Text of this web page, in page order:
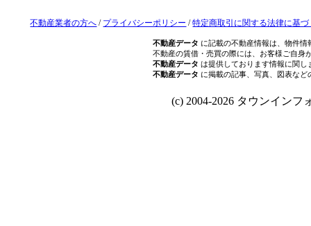
不動産業者の方へ / プライバシーポリシー /特定商取引に関する法律に基
不動産データ に記載の不動産情報は、物件
不動産の賃借・売買の際には、お客様ご自身
不動産データ は提供しております情報に関し
不動産データ に掲載の記事、写真、図表な
(c) 2004-2026 タウンインフ